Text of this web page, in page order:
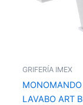
GRIFERÍA IMEX
MONOMANDO
LAVABO ART